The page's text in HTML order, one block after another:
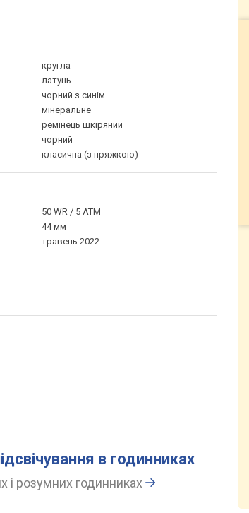
кругла
латунь
чорний з синім
мінеральне
ремінець шкіряний
чорний
класична (з пряжкою)
50 WR / 5 ATM
44 мм
травень 2022
в годинниках
і розумних годинниках